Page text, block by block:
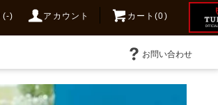
(-) アカウント カート(0)
お問い合わせ